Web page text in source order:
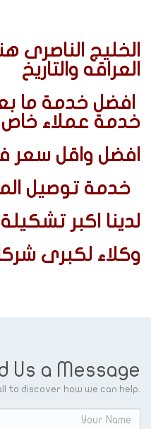
الخليج
العراقه والتاريخ
افضل خدمة ما
خدمة عملاء
افضل واقل سعر
خدمة توصيل
لدينا اكبر
وكلاء لكبرى
Us a Message
to discover how we can help.